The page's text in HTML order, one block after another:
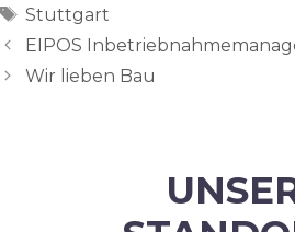
Tags
Stuttgart
EIPOS
Wir lieben Bau